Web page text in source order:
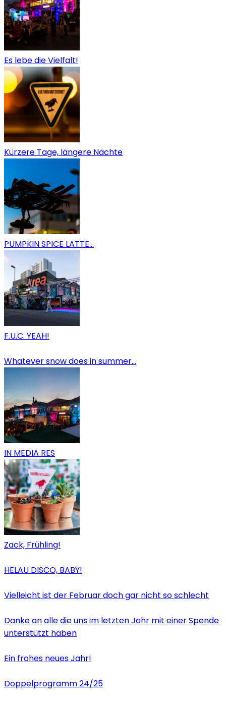
Es lebe die Vielfalt!
Kürzere Tage, längere Nächte
PUMPKIN SPICE LATTE…
F.U.C. YEAH!
Whatever snow does in summer…
IN MEDIA RES
Zack, Frühling!
HELAU DISCO, BABY!
Vielleicht ist der Februar doch gar nicht so schlecht
Danke an alle die uns im letzten Jahr mit einer Spende
unterstützt haben
Ein frohes neues Jahr!
Doppelprogramm 24/25